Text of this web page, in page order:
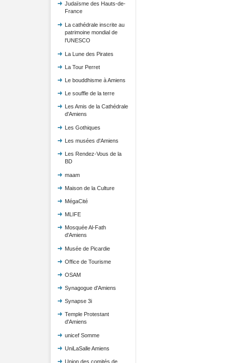
Judaïsme des Hauts-de-
France
La cathédrale inscrite au
patrimoine mondial de
l'UNESCO
La Lune des Pirates
La Tour Perret
Le bouddhisme à Amiens
Le souffle de la terre
Les Amis de la Cathédrale
d'Amiens
Les Gothiques
Les musées d'Amiens
Les Rendez-Vous de la
BD
maam
Maison de la Culture
MégaCité
MLIFE
Mosquée Al-Fath
d'Amiens
Musée de Picardie
Office de Tourisme
OSAM
Synagogue d'Amiens
Synapse 3i
Temple Protestant
d'Amiens
unicef Somme
UniLaSalle Amiens
Union des comités de